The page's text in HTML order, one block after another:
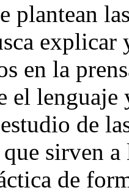
plantean
en la
el
de
sirven
de